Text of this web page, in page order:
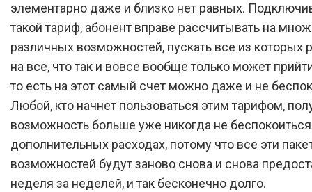
элементарно даже и близко нет равных.
такой тариф, абонент вправе рассчитывать на
различных возможностей, пускать все из которых
на все, что так и вовсе вообще только может
то есть на этот самый счет можно даже и не
Любой, кто начнет пользоваться этим тарифом,
возможность больше уже никогда не
дополнительных расходах, потому что все эти
возможностей будут заново снова и снова
неделя за неделей, и так бесконечно долго.